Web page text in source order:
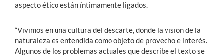
aspecto ético están íntimamente ligados.
“Vivimos en una cultura del descarte, donde la visión de la
naturaleza es entendida como objeto de provecho e interés.
Algunos de los problemas actuales que describe el texto se